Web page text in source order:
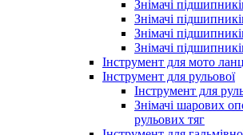
Знімачі
Знімачі
Знімачі
Знімачі
Інструмент для мото
Інструмент для рульової
Інструмент для
Знімачі шарових
рульових тяг